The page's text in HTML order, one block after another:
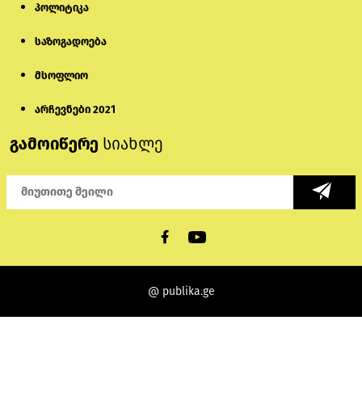
პოლიტიკა
საზოგადოება
მსოფლიო
არჩევნები 2021
გამოიწერე სიახლე
@ publika.ge